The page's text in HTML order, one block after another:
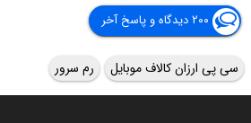
۲۰۰ دیدگاه و پاسخ آخر
سی پی ارزان کالاف موبایل رم سرور